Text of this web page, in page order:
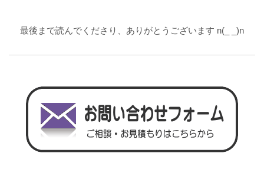
最後まで読んでくださり、ありがとうございます n(_ _)n